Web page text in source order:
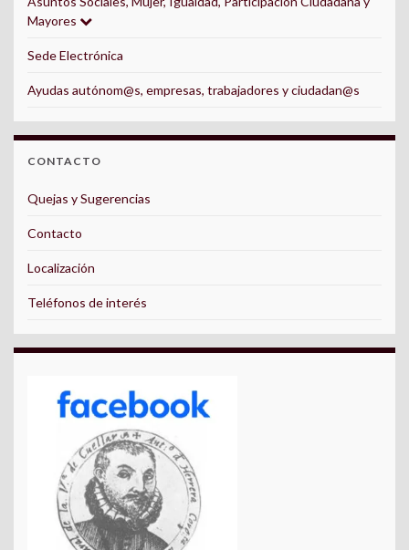
Mayores
Sede Electrónica
Ayudas autónom@s, empresas, trabajadores y ciudadan@s
CONTACTO
Quejas y Sugerencias
Contacto
Localización
Teléfonos de interés